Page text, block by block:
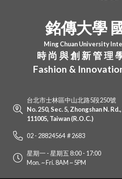
銘傳大學
Ming Chuan University
時 尚 與 創 新 管 理
Fashion &
台北市士林區中山北路5段250號
No. 250, Sec. 5, Zhongshan N.
111005, Taiwan (R.O.C.)
02 - 28824564 # 2683
星期一 - 星期五 8:00 - 17:00
Mon. ~ Fri. 8AM ~ 5PM